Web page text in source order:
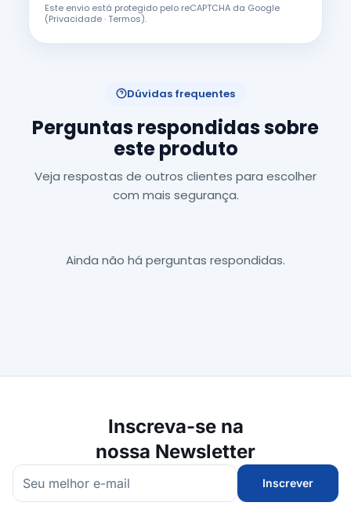
Este envio está protegido pelo reCAPTCHA da Google
(Privacidade·Termos).
Dúvidas frequentes
Perguntas respondidas sobre
este produto
Veja respostas de outros clientes para escolher
com mais segurança.
Ainda não há perguntas respondidas.
Inscreva-se na
nossa Newsletter
Inscrever